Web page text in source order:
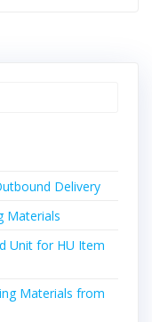
Delivery
Materials
Unit for HU Item
Materials from